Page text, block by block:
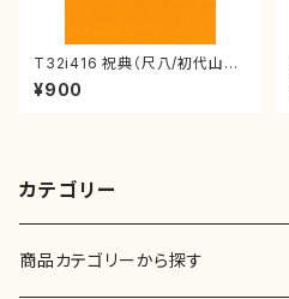
T32i416 祝典（尺八/初代山川
園松/楽譜）都山流公刊楽譜曲
番:2121
¥900
カテゴリー
商品カテゴリーから探す